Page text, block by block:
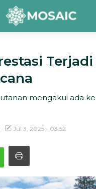
mengakui ada
Jul 3, 2025 - 03:52